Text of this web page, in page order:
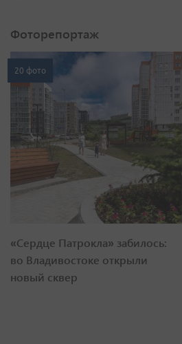
Фоторепортаж
20 фото
«Сердце Патрокла» забилось:
во Владивостоке открыли
новый сквер